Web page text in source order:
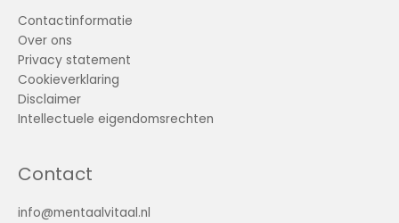
Contactinformatie
Over ons
Privacy statement
Cookieverklaring
Disclaimer
Intellectuele eigendomsrechten
Contact
info@mentaalvitaal.nl